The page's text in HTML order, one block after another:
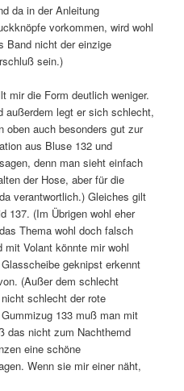
da in der Anleitung
vorkommen, wird wohl
Band nicht der einzige
sein.)
mir die Form deutlich weniger.
außerdem legt er sich schlecht,
oben auch besonders gut zur
aus Bluse 132 und
denn man sieht einfach
der Hose, aber für die
verantwortlich.) Gleiches gilt
137. (Im Übrigen wohl eher
Thema wohl doch falsch
Volant könnte mir wohl
geknipst erkennt
(Außer dem schlecht
schlecht der rote
133 muß man mit
das nicht zum Nachthemd
eine schöne
Wenn sie mir einer näht,